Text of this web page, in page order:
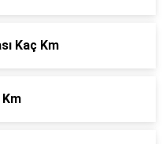
Kaç Km